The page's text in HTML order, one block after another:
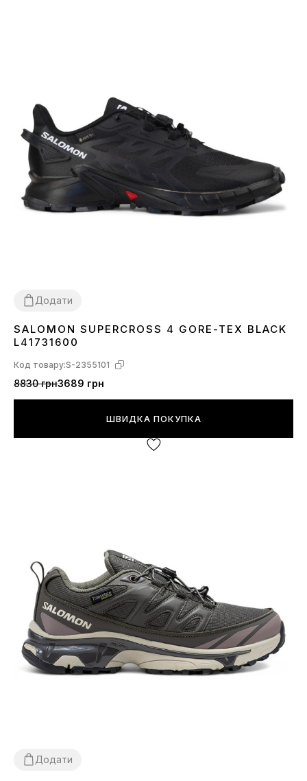
Додати
414243 44 45 46
SALOMON SUPERCROSS 4 GORE-TEX BLACK
L41731600
Код товару:S-2355101
8830 грн3689 грн
ШВИДКА ПОКУПКА
Додати